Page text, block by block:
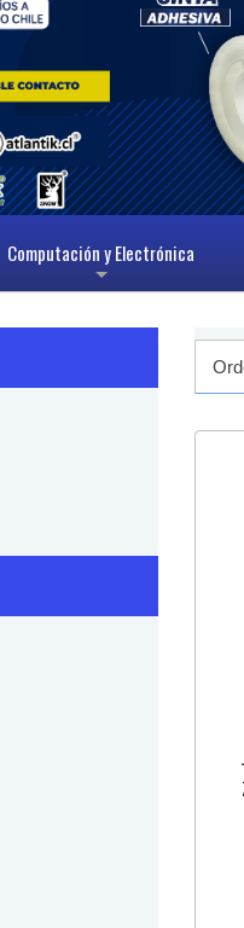
+
Computación y Electrónica